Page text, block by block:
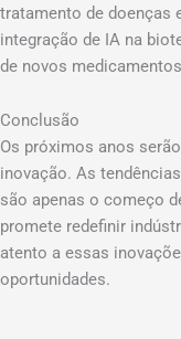
tratamento de doenças
integração de IA na
de novos
Conclusão
Os próximos anos
inovação. As
são apenas o começo
promete redefinir
atento a essas
oportunidades.